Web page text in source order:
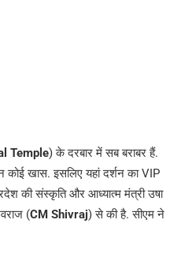
Temple) के दरबार में सब बराबर हैं.
खास. इसलिए यहां दर्शन का VIP
की संस्कृति और आध्यात्म मंत्री उषा
(CM Shivraj) से की है. सीएम ने